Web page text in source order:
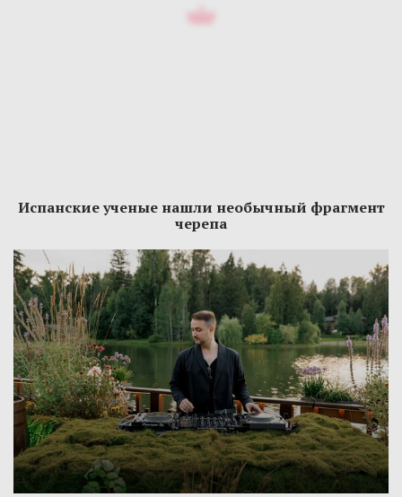
Испанские ученые нашли необычный фрагмент
черепа